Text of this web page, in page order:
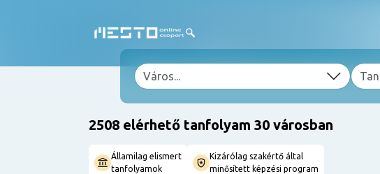
2508 elérhető tanfolyam 30 városban
Államilag elismert
tanfolyamok
Kizárólag szakértő által
minősített képzési program